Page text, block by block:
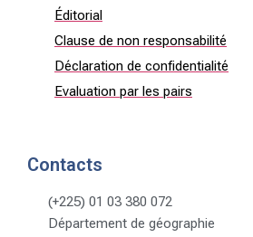
Éditorial
Clause de non responsabilité
Déclaration de confidentialité
Evaluation par les pairs
Contacts
(+225) 01 03 380 072
Département de géographie